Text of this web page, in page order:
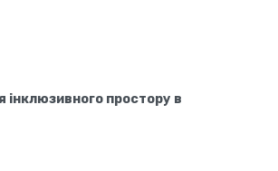
інклюзивного простору в